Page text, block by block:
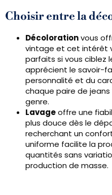
Choisir entre la
Décolorationvous
vintage et cet intérêt
parfaits si vous ciblez
apprécient le savoir-
personnalité et du
chaque paire de
genre.
Lavageoffre une
plus douce dès le
recherchant un
uniforme facilite la
quantités sans
production de masse.